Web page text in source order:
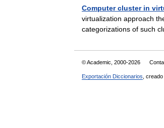
Computer cluster in
virtualization approach
categorizations of such
© Academic, 2000-2026
Exportación Diccionarios ,